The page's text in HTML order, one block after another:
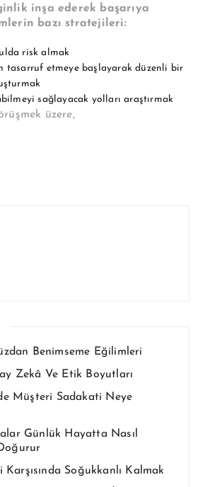
inşa ederek başarıya
bazı stratejileri:
risk almak
tasarruf etmeye başlayarak düzenli bir
sağlayacak yolları araştırmak
üzere,
Benimseme Eğilimleri
Zekâ Ve Etik Boyutları
Müşteri Sadakati Neye
Günlük Hayatta Nasıl
Soğukkanlı Kalmak